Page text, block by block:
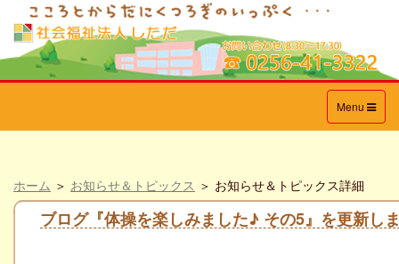
Toggle
navigation
Menu
ホーム ＞ お知らせ＆トピックス ＞ お知らせ＆トピックス詳細
ブログ『体操を楽しみました♪ その5』を更新し